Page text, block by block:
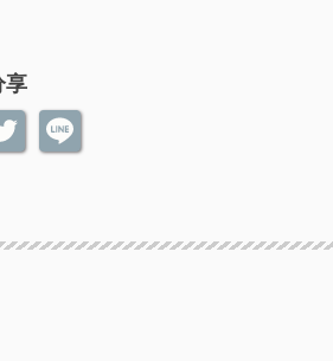
享